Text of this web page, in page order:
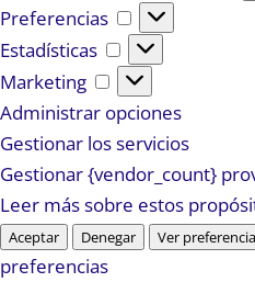
Preferencias
Preferencias
Estadísticas
Estadísticas
Marketing
Marketing
Administrar opciones
Gestionar los servicios
Gestionar {vendor_count}
Leer más sobre estos
Aceptar Denegar Ver
preferencias